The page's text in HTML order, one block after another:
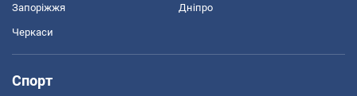
Запоріжжя Дніпро
Черкаси
Спорт